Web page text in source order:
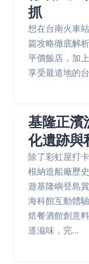
抓
想在台南火車
篇攻略徹底解
平價飯店，加
享受最道地的台
基隆正濱
化遺跡與
除了彩虹屋打
根納造船廠歷
遊基隆嶼登島
海科館互動體
焙餐酒館創意
道滋味，完...